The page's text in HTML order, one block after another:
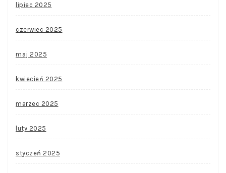
lipiec 2025
czerwiec 2025
maj 2025
kwiecień 2025
marzec 2025
luty 2025
styczeń 2025